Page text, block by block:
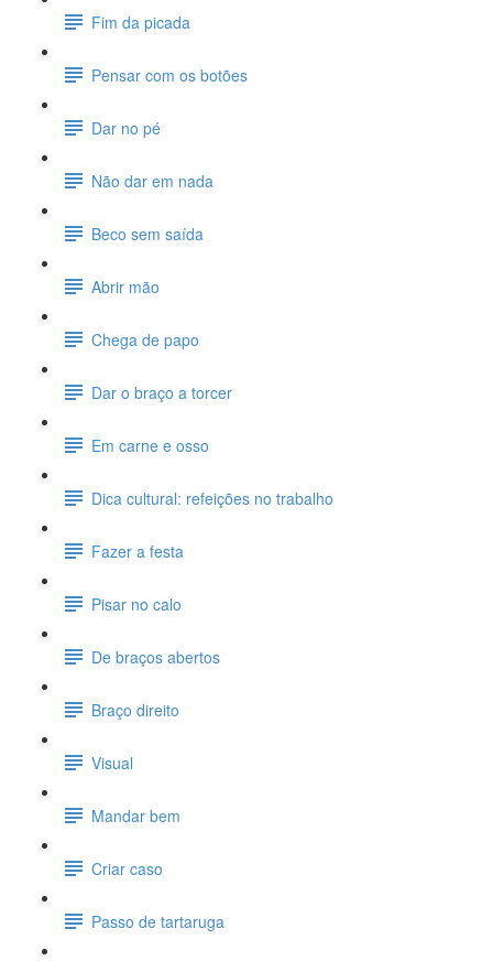
Fim da picada
Pensar com os botões
Dar no pé
Não dar em nada
Beco sem saída
Abrir mão
Chega de papo
Dar o braço a torcer
Em carne e osso
Dica cultural: refeições no trabalho
Fazer a festa
Pisar no calo
De braços abertos
Braço direito
Visual
Mandar bem
Criar caso
Passo de tartaruga